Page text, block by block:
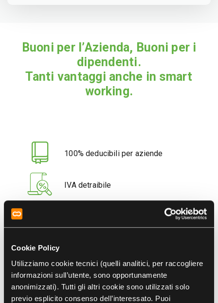
Cookie Policy
Utilizziamo cookie tecnici (quelli analitici, per raccogliere
informazioni sull’utente, sono opportunamente
anonimizzati). Tutti gli altri cookie sono utilizzati solo
previo esplicito consenso dell’interessato. Puoi
Buoni per l’Azienda, Buoni per i
dipendenti.
Tanti vantaggi anche in smart
working.
100% deducibili per aziende
IVA detraibile
Esenzione fiscale fino a 10€ per i
mese, in pochi click
Più economici di un’indennità in
busta paga